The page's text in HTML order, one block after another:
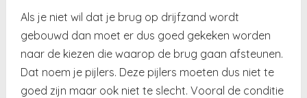
Als je niet wil dat je brug op drijfzand wordt
gebouwd dan moet er dus goed gekeken worden
naar de kiezen die waarop de brug gaan afsteunen.
Dat noem je pijlers. Deze pijlers moeten dus niet te
goed zijn maar ook niet te slecht. Vooral de conditie